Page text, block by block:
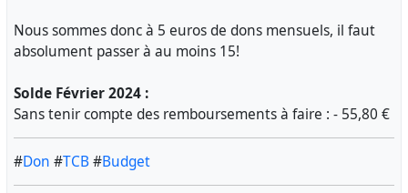
Nous sommes donc à 5 euros de dons mensuels, il faut
absolument passer à au moins 15!
Solde Février 2024 :
Sans tenir compte des remboursements à faire : - 55,80 €
#Don #TCB#Budget